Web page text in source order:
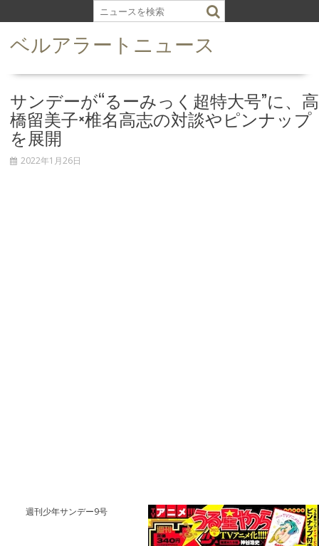
k
ベルアラートニュース
サンデーが“るーみっく超特大号”に、高
橋留美子×椎名高志の対談やピンナップ
を展開
2022年1月26日
週刊少年サンデー9号